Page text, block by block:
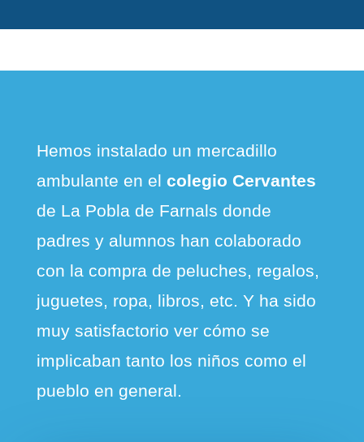
Hemos instalado un mercadillo
ambulante en el colegio Cervantes
de La Pobla de Farnals donde
padres y alumnos han colaborado
con la compra de peluches, regalos,
juguetes, ropa, libros, etc. Y ha sido
muy satisfactorio ver cómo se
implicaban tanto los niños como el
pueblo en general.